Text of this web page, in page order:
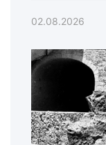
02.08.2026